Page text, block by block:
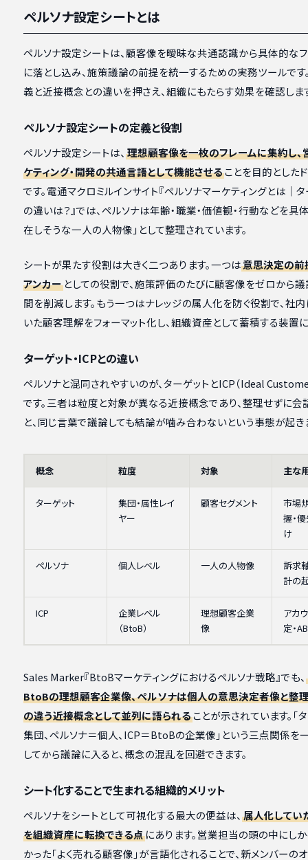
ペルソナ設定シートとは
ペルソナ設定シートは、顧客像を曖昧な共通認識から具体的なフ
に落とし込み、施策議論の前提を統一するための実務ツールです
義と近接概念との違いを押さえ、組織にもたらす効果を確認しま
ペルソナ設定シートの定義と役割
ペルソナ設定シートは、 理想顧客像を一枚のフレームに集約し、
ケティング・開発の共通言語として機能させることを目的とした
です。電通マクロミルインサイト『ペルソナマーケティングとは｜
の違いは？』では、ペルソナは年齢・職業・価値観・行動などを具
在しそうな一人の人物像」として整理されています。
シートが果たす役割は大きく二つあります。一つは意思決定の前
アンカーとしての役割で、施策評価のたびに顧客像をゼロから
間を削減します。もう一つはナレッジの属人化を防ぐ役割で、社
いた顧客理解をフォーマット化し、組織資産として蓄積する装置に
ターゲット・ICPとの違い
ペルソナと混同されやすいのが、ターゲットとICP（Ideal
です。三者は粒度と対象が異なる近接概念であり、整理せずに会
と、同じ言葉で議論しても結論が噛み合わないという事態が起き
概念 粒度 対象 主な
ターゲット
集団・属性レイ
ヤー
顧客セグメント
市場
握・
け
ペルソナ 個人レベル 一人の人物像
訴求
計の
ICP
企業レベル
（BtoB）
理想顧客企業
像
アカ
定・
Sales Marker『BtoBマーケティングにおけるペルソナ戦略』でも、
BtoBの理想顧客企業像、ペルソナは個人の意思決定者像と整
の違う近接概念として並列に語られることが示されています。「
集団、ペルソナ＝個人、ICP＝BtoBの企業像」という三点関係を
してから議論に入ると、概念の混乱を回避できます。
シート化することで生まれる組織的メリット
ペルソナをシートとして可視化する最大の便益は、 属人化してい
を組織資産に転換できる点にあります。営業担当の頭の中にし
かった「よく売れる顧客像」が言語化されることで、新メンバーの